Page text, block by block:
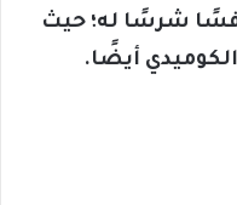
شرسًا له؛ حيث
أيضًا.